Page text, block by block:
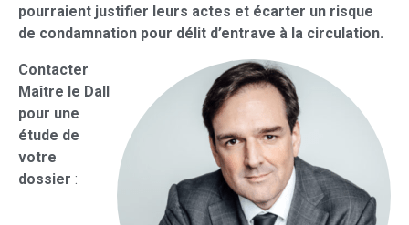
pourraient justifier leurs actes et écarter un risque
de condamnation pour délit d’entrave à la circulation.
Contacter
Maître le Dall
pour une
étude de
votre
dossier :